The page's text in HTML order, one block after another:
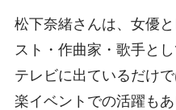
松下奈緒さんは、女優
スト・作曲家・歌手と
テレビに出ているだけ
楽イベントでの活躍も